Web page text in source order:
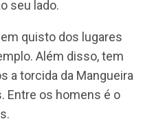
seu lado.
quisto dos lugares
Além disso, tem
a torcida da Mangueira
Entre os homens é o